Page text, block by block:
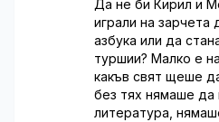
Да не би Кирил и
играли на зарчета
азбука или да
туршии? Малко е
какъв свят щеше
без тях нямаше да
литература,